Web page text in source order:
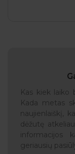
Kas kiek laiko
Kada metas
naujienlaiškį,
dėžutę
informacijos
geriausių